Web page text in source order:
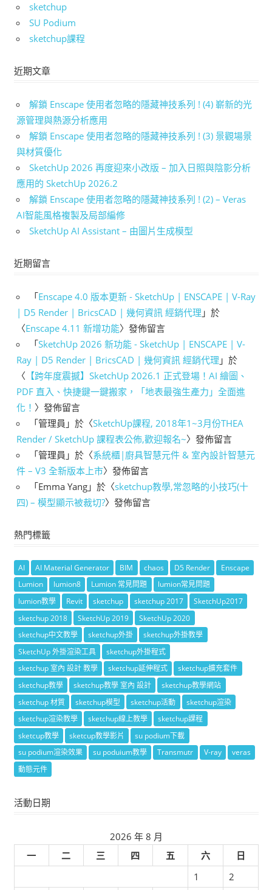
sketchup
SU Podium
sketchup課程
近期文章
解鎖 Enscape 使用者忽略的隱藏神技系列 ! (4) 嶄新的光
源管理與熱源分析應用
解鎖 Enscape 使用者忽略的隱藏神技系列 ! (3) 景觀場景
與材質優化
SketchUp 2026 再度迎來小改版 – 加入日照與陰影分析
應用的 SketchUp 2026.2
解鎖 Enscape 使用者忽略的隱藏神技系列 ! (2) – Veras
AI智能風格複製及局部編修
SketchUp AI Assistant – 由圖片生成模型
近期留言
「Enscape 4.0 版本更新 - SketchUp | ENSCAPE | V-Ray
| D5 Render | BricsCAD | 幾何資訊 經銷代理 」於
〈Enscape 4.11 新增功能〉發佈留言
「SketchUp 2026 新功能 - SketchUp | ENSCAPE | V-
Ray | D5 Render | BricsCAD | 幾何資訊 經銷代理 」於
〈 【跨年度震撼】SketchUp 2026.1 正式登場！AI 繪圖、
PDF 直入、快捷鍵一鍵搬家，「地表最強生產力」全面進
化！ 〉發佈留言
「管理員 」於〈SketchUp課程, 2018年1~3月份THEA
Render / SketchUp 課程表公佈,歡迎報名~〉發佈留言
「管理員 」於〈系統櫃|廚具智慧元件 & 室內設計智慧元
件 – V3 全新版本上市〉發佈留言
「Emma Yang 」於〈sketchup教學,常忽略的小技巧(十
四) – 模型顯示被裁切?〉發佈留言
熱門標籤
AI AI Material Generator BIM chaos D5 Render
Enscape
Lumion
lumion8 Lumion 常見問題
lumion常見問題
lumion教學
Revit sketchup sketchup 2017
SketchUp2017
sketchup 2018
SketchUp 2019
SketchUp 2020
sketchup中文教學
sketchup外掛
sketchup外掛教學
SketchUp 外掛渲染工具
sketchup外掛程式
sketchup 室內 設計 教學
sketchup延伸程式
sketchup擴充套件
sketchup教學
sketchup教學 室內 設計
sketchup教學網站
sketchup 材質
sketchup模型 sketchup活動
sketchup渲染
sketchup渲染教學
sketchup線上教學
sketchup課程
sketcup教學
sketcup教學影片
su podium下載
su podium渲染效果
su poduium教學 Transmutr V-ray
veras
動態元件
活動日期
2026 年 8 月
一
二 三 四 五 六
日
1
2